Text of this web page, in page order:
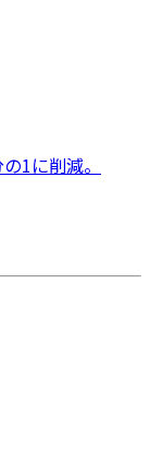
1に削減。